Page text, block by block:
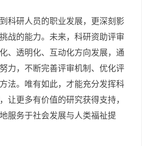
科研人员的职业发展，更深刻影
战的能力。未来，科研资助评审
、透明化、互动化方向发展，通
力，不断完善评审机制、优化评
法。唯有如此，才能充分发挥科
让更多有价值的研究获得支持，
服务于社会发展与人类福祉提